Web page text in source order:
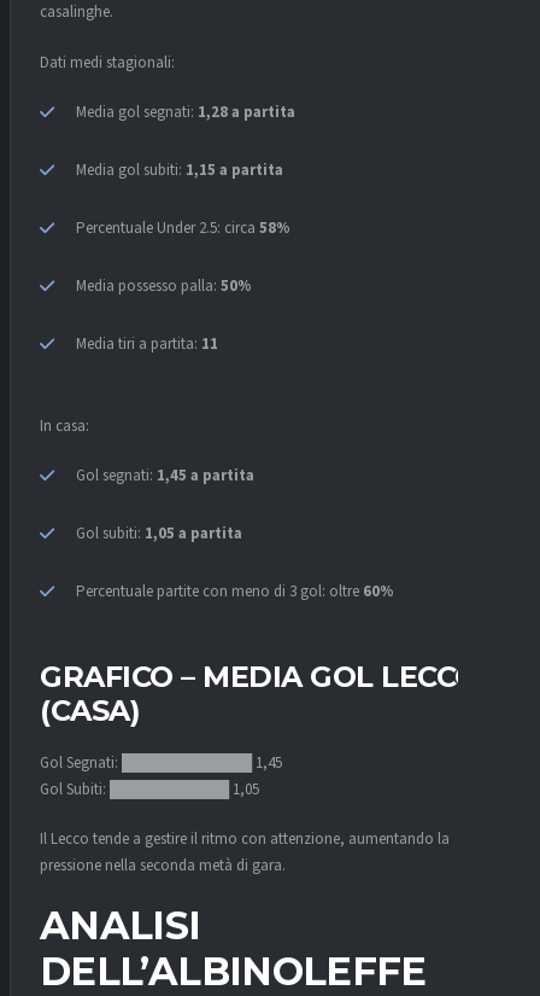
casalinghe.
Dati medi stagionali:
Media gol segnati: 1,28 a partita
Media gol subiti: 1,15 a partita
Percentuale Under 2.5: circa 58%
Media possesso palla: 50%
Media tiri a partita: 11
In casa:
Gol segnati: 1,45 a partita
Gol subiti: 1,05 a partita
Percentuale partite con meno di 3 gol: oltre 60%
GRAFICO – MEDIA GOL LECCO
(CASA)
Gol Segnati: ████████████ 1,45
Gol Subiti: ███████████ 1,05
Il Lecco tende a gestire il ritmo con attenzione, aumentando la
pressione nella seconda metà di gara.
ANALISI
DELL’ALBINOLEFFE